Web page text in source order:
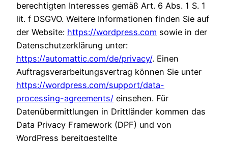
berechtigten Interesses gemäß Art. 6 Abs. 1 S. 1
lit. f DSGVO. Weitere Informationen finden Sie auf
der Website: https://wordpress.com sowie in der
Datenschutzerklärung unter:
https://automattic.com/de/privacy/. Einen
Auftragsverarbeitungsvertrag können Sie unter
https://wordpress.com/support/data-
processing-agreements/ einsehen. Für
Datenübermittlungen in Drittländer kommen das
Data Privacy Framework (DPF) und von
WordPress bereitgestellte